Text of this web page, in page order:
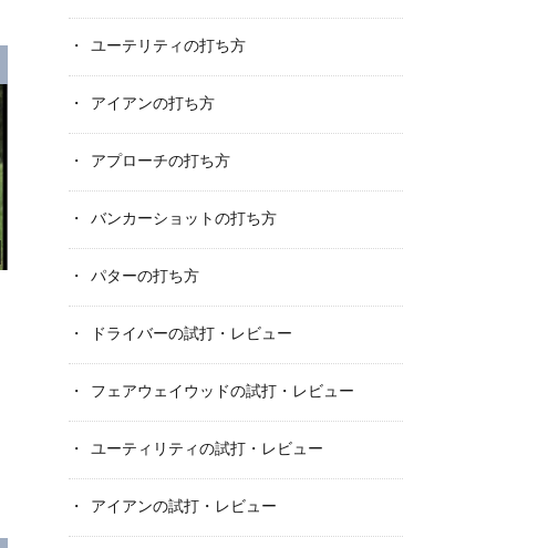
ユーテリティの打ち方
アイアンの打ち方
アプローチの打ち方
バンカーショットの打ち方
パターの打ち方
ドライバーの試打・レビュー
フェアウェイウッドの試打・レビュー
ユーティリティの試打・レビュー
アイアンの試打・レビュー